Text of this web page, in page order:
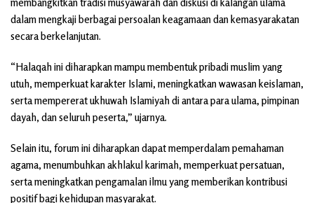
membangkitkan tradisi musyawarah dan diskusi di kalangan ulama
dalam mengkaji berbagai persoalan keagamaan dan kemasyarakatan
secara berkelanjutan.
“Halaqah ini diharapkan mampu membentuk pribadi muslim yang
utuh, memperkuat karakter Islami, meningkatkan wawasan keislaman,
serta mempererat ukhuwah Islamiyah di antara para ulama, pimpinan
dayah, dan seluruh peserta,” ujarnya.
Selain itu, forum ini diharapkan dapat memperdalam pemahaman
agama, menumbuhkan akhlakul karimah, memperkuat persatuan,
serta meningkatkan pengamalan ilmu yang memberikan kontribusi
positif bagi kehidupan masyarakat.